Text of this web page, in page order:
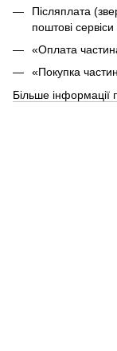
Післяплата
поштові сервіси
«Оплата
«Покупка
Більше інформації